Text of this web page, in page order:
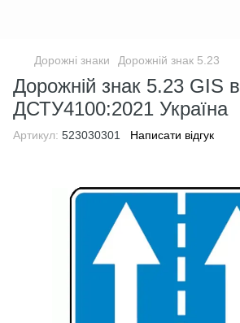
Дорожні знаки Дорожній знак 5.23
Дорожній знак 5.23 GIS
ДСТУ4100:2021 Україна
Артикул: 523030301 Написати відгук